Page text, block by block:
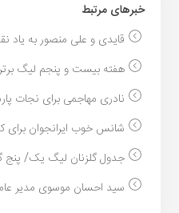
خبر‌های مرتبط
قایدی و علی منصور به یاد
هفته بیست و پنجم لیگ برتر/ گل
نادری مهاجمی برای نجات
شانس خوب ایرانجوان برای
جدول گلزنان لیگ یک/ پنج
سید احسان موسوی مدیر